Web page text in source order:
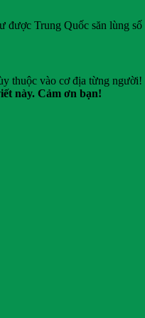
được Trung Quốc săn lùng
thuộc vào cơ địa từng người!
này. Cảm ơn bạn!